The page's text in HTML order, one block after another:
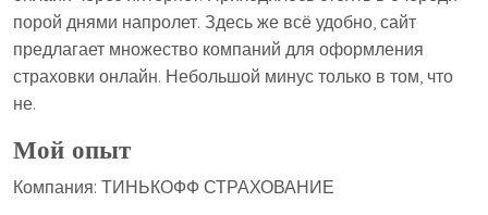
порой днями напролет. Здесь же всё удобно, сайт
предлагает множество компаний для оформления
страховки онлайн. Небольшой минус только в том, что
не.
Мой опыт
Компания: ТИНЬКОФФ СТРАХОВАНИЕ